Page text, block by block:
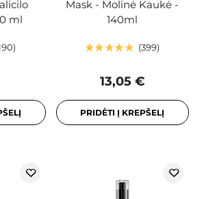
ml
Mask - Molinė Kaukė -
140ml
399
13,05 €
PRIDĖTI Į KREPŠELĮ